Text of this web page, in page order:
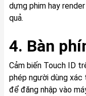
dựng phim hay
quả.
4. Bàn
Cảm biến Touch ID
phép người dùng
để đăng nhập vào